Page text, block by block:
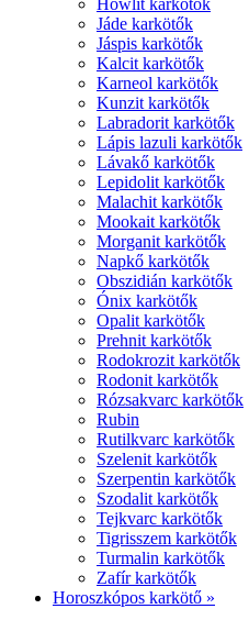
Howlit karkötők
Jáde karkötők
Jáspis karkötők
Kalcit karkötők
Karneol karkötők
Kunzit karkötők
Labradorit karkötők
Lápis lazuli karkötők
Lávakő karkötők
Lepidolit karkötők
Malachit karkötők
Mookait karkötők
Morganit karkötők
Napkő karkötők
Obszidián karkötők
Ónix karkötők
Opalit karkötők
Prehnit karkötők
Rodokrozit karkötők
Rodonit karkötők
Rózsakvarc karkötők
Rubin
Rutilkvarc karkötők
Szelenit karkötők
Szerpentin karkötők
Szodalit karkötők
Tejkvarc karkötők
Tigrisszem karkötők
Turmalin karkötők
Zafír karkötők
Horoszkópos karkötő »